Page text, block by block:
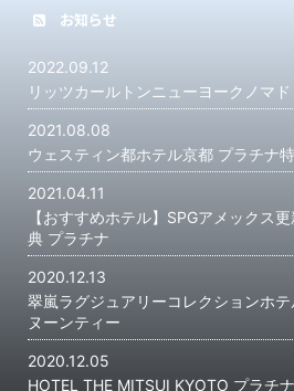
お知らせ
2022.09.12
リッツカールトンニューヨークノマ
2021.08.08
ウェスティン都ホテル京都 プラチナ
2021.04.11
【おすすめホテル】SPGアメックス
典 プラチナ
2020.12.13
翠嵐ラグジュアリーコレクションホ
ヌーンティー
2020.12.05
HOTEL THE MITSUI KYOTO プラチ